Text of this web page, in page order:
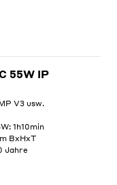
55W IP
V3 usw.
1h10min
BxHxT
Jahre